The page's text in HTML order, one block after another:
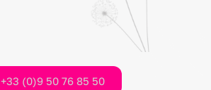
+33 (0)9 50 76 85 50